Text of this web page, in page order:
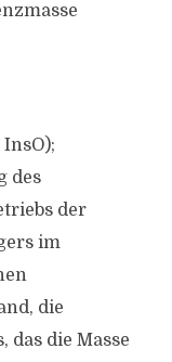
des
der
im
die
das die Masse